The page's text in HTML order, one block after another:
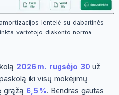
lentelė su dabartinės
vartotojo diskonto norma
2026 m. rugsėjo 30 už
iki visų mokėjimų
grąžą 6,5 %. Bendras gautas